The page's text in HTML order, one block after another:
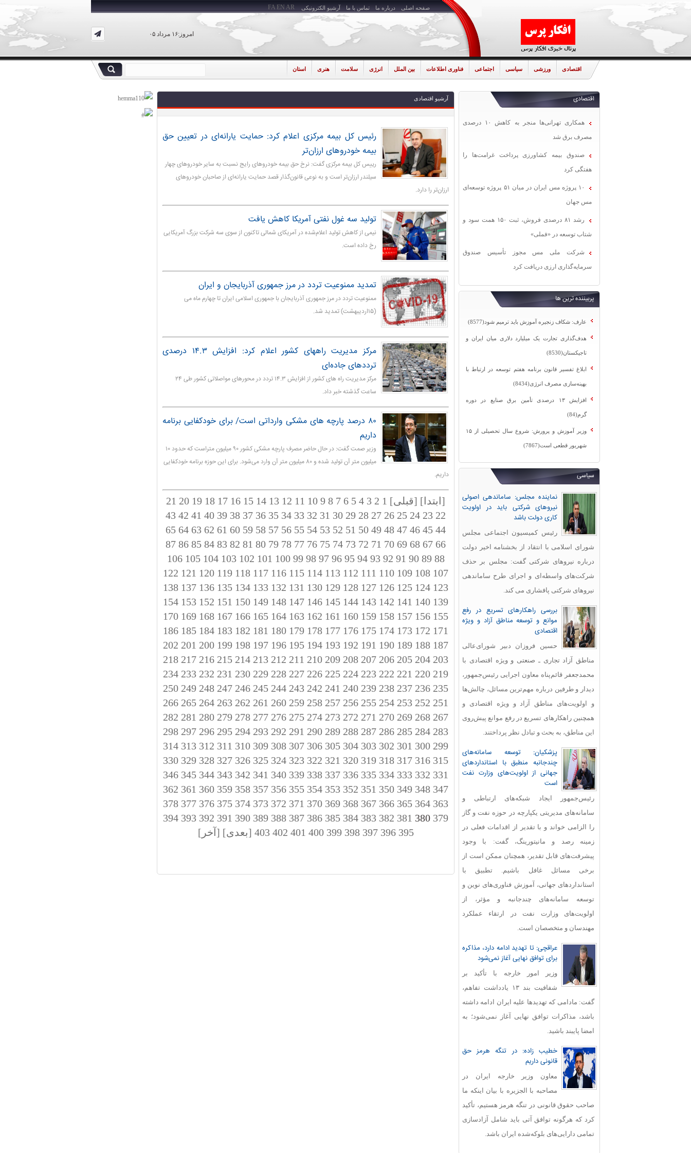
صفحه اصلی درباره ما تماس با ما آرشیو الکترونیکی
امروز:۱۶ مرداد ۰۵
FA EN AR
اقتصادی ورزشی سیاسی اجتماعی فناوری اطلاعات بین الملل انرژی سلامت هنری استان
اقتصادی
همکاری تهرانی‌ها منجر به کاهش ۱۰ درصدی
مصرف برق شد
صندوق بیمه کشاورزی پرداخت غرامت‌ها را
هفتگی کرد
۱۰ پروژه مس ایران در میان ۵۱ پروژه توسعه‌ای
مس جهان
رشد ۸۱ درصدی فروش، ثبت ۱۵۰ همت سود و
شتاب توسعه در «فملی»
شرکت ملی مس مجوز تأسیس صندوق
سرمایه‌گذاری ارزی دریافت کرد
پربیننده ترین ها
عارف: شکاف زنجیره آموزش باید ترمیم شود(8577)
هدف‌گذاری تجارت یک میلیارد دلاری میان ایران و
تاجیکستان(8530)
ابلاغ تفسیر قانون برنامه هفتم توسعه در ارتباط با
بهینه‌سازی مصرف انرژی(8434)
افزایش ۱۳ درصدی تأمین برق صنایع در دوره
گرم(84)
وزیر آموزش و پرورش: شروع سال تحصیلی از ۱۵
شهریور قطعی است(7867)
سیاسی
نماینده مجلس: ساماندهی اصولی
نیروهای شرکتی باید در اولویت
کاری دولت باشد
رئیس کمیسیون اجتماعی مجلس
شورای اسلامی با انتقاد از بخشنامه اخیر دولت
درباره نیروهای شرکتی گفت: مجلس بر حذف
شرکت‌های واسطه‌ای و اجرای طرح ساماندهی
نیروهای شرکتی پافشاری می کند.
بررسی راهکارهای تسریع در رفع
موانع و توسعه مناطق آزاد و ویژه
اقتصادی
حسین فروزان دبیر شورای‌عالی
مناطق آزاد تجاری ـ صنعتی و ویژه اقتصادی با
محمدجعفر قائم‌پناه معاون اجرایی رئیس‌جمهور،
دیدار و طرفین درباره مهم‌ترین مسائل، چالش‌ها
و اولویت‌های مناطق آزاد و ویژه اقتصادی و
همچنین راهکارهای تسریع در رفع موانع پیش‌روی
این مناطق، به بحث و تبادل نظر پرداختند.
پزشکیان: توسعه سامانه‌های
چندجانبه منطبق با استانداردهای
جهانی از اولویت‌های وزارت نفت
است
رئیس‌جمهور ایجاد شبکه‌های ارتباطی و
سامانه‌های مدیریتی یکپارچه در حوزه نفت و گاز
را الزامی خواند و با تقدیر از اقدامات فعلی در
زمینه رصد و مانیتورینگ، گفت: با وجود
پیشرفت‌های قابل‌ تقدیر، همچنان ممکن است از
برخی مسائل غافل باشیم. تطبیق با
استانداردهای جهانی، آموزش فناوری‌های نوین و
توسعه سامانه‌های چندجانبه و مؤثر، از
اولویت‌های وزارت نفت در ارتقاء عملکرد
مهندسان و متخصصان است.
عراقچی: تا تهدید ادامه دارد، مذاکره
برای توافق نهایی آغاز نمی‌شود
وزیر امور خارجه با تأکید بر
شفافیت بند ۱۳ یادداشت تفاهم،
گفت: مادامی که تهدیدها علیه ایران ادامه داشته
باشد، مذاکرات توافق نهایی آغاز نمی‌شود؛ به
امضا پایبند باشید.
خطیب زاده: در تنگه هرمز حق
قانونی داریم
معاون وزیر خارجه ایران در
مصاحبه با الجزیره با بیان اینکه ما
صاحب حقوق قانونی در تنگه هرمز هستیم، تأکید
کرد که هرگونه توافق آتی باید شامل آزادسازی
تمامی دارایی‌های بلوکه‌شده ایران باشد.
آرشیو اقتصادی
رئیس کل بیمه مرکزی اعلام کرد: حمایت یارانه‌ای در تعیین حق
بیمه خودروهای ارزان‌تر
رییس کل بیمه مرکزی گفت: نرخ حق بیمه خودروهای رایج نسبت به سایر خودروهای چهار
سیلندر ارزان‌تر است و به نوعی قانون‌گذار قصد حمایت یارانه‌ای از صاحبان خودروهای
ارزان‌تر را دارد.
تولید سه غول نفتی آمریکا کاهش یافت
نیمی از کاهش تولید اعلام‌شده در آمریکای شمالی تاکنون از سوی سه شرکت بزرگ آمریکایی
رخ داده است.
تمدید ممنوعیت تردد در مرز جمهوری آذربایجان و ایران
ممنوعیت تردد در مرز جمهوری آذربایجان با جمهوری اسلامی ایران تا چهارم ماه می
(۱۵اردیبهشت) تمدید شد.
مرکز مدیریت راههای کشور اعلام کرد: افزایش ۱۴.۳ درصدی
ترددهای جاده‌ای
مرکز مدیریت راه های کشور از افزایش ۱۴.۳ تردد در محورهای مواصلاتی کشور طی ۲۴
ساعت گذشته خبر داد.
۸۰ درصد پارچه های مشکی وارداتی است/ برای خودکفایی برنامه
داریم
وزیر صمت گفت: در حال حاضر مصرف پارچه مشکی کشور ۹۰ میلیون متراست که حدود ۱۰
میلیون متر آن تولید شده و ۸۰ میلیون متر آن وارد می‌شود. برای این حوزه برنامه خودکفایی
داریم.
[ابتدا] [قبلی] 1
2
3
4
5
6
7
8
9
10
11
12
13
14
15
16
17
18
19
20
21
22
23
24
25
26
27
28
29
30
31
32
33
34
35
36
37
38
39
40
41
42
43
44
45
46
47
48
49
50
51
52
53
54
55
56
57
58
59
60
61
62
63
64
65
66
67
68
69
70
71
72
73
74
75
76
77
78
79
80
81
82
83
84
85
86
87
88
89
90
91
92
93
94
95
96
97
98
99
100
101
102
103
104
105
106
107
108
109
110
111
112
113
114
115
116
117
118
119
120
121
122
123
124
125
126
127
128
129
130
131
132
133
134
135
136
137
138
139
140
141
142
143
144
145
146
147
148
149
150
151
152
153
154
155
156
157
158
159
160
161
162
163
164
165
166
167
168
169
170
171
172
173
174
175
176
177
178
179
180
181
182
183
184
185
186
187
188
189
190
191
192
193
194
195
196
197
198
199
200
201
202
203
204
205
206
207
208
209
210
211
212
213
214
215
216
217
218
219
220
221
222
223
224
225
226
227
228
229
230
231
232
233
234
235
236
237
238
239
240
241
242
243
244
245
246
247
248
249
250
251
252
253
254
255
256
257
258
259
260
261
262
263
264
265
266
267
268
269
270
271
272
273
274
275
276
277
278
279
280
281
282
283
284
285
286
287
288
289
290
291
292
293
294
295
296
297
298
299
300
301
302
303
304
305
306
307
308
309
310
311
312
313
314
315
316
317
318
319
320
321
322
323
324
325
326
327
328
329
330
331
332
333
334
335
336
337
338
339
340
341
342
343
344
345
346
347
348
349
350
351
352
353
354
355
356
357
358
359
360
361
362
363
364
365
366
367
368
369
370
371
372
373
374
375
376
377
378
379
381
382
383
384
385
386
387
388
389
390
391
392
393
394
395
396
397
398
399
400
401
402
403 [بعدی] [آخر]